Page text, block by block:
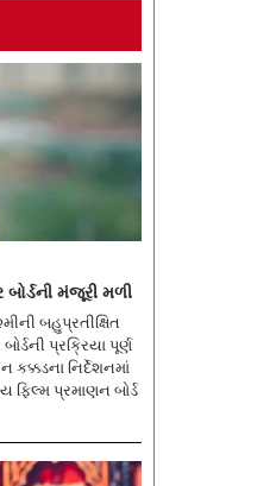
મંજૂરી મળી
બહુપ્રતીક્ષિત
પ્રક્રિયા પૂર્ણ
કક્કડના નિર્દેશનમાં
પ્રમાણન બોર્ડ